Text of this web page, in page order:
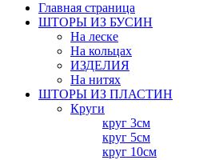
Главная страница
ШТОРЫ ИЗ БУСИН
На леске
На кольцах
ИЗДЕЛИЯ
На нитях
ШТОРЫ ИЗ ПЛАСТИН
Круги
круг 3см
круг 5см
круг 10см